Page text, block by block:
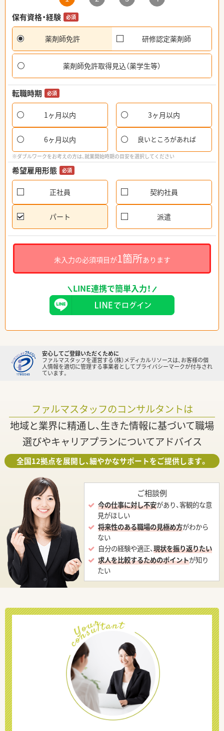
保有資格・経験
必須
薬剤師免許 研修認定薬剤師
薬剤師免許取得見込（薬学生等）
転職時期 必須
1ヶ月以内 3ヶ月以内
6ヶ月以内 良いところがあれば
※ダブルワークをお考えの方は、就業開始時期の目安を選択してください
希望雇用形態 必須
正社員 契約社員
パート 派遣
未入力の必須項目が1箇所あります
LINE連携で簡単入力！
安心してご登録いただくために
ファルマスタッフを運営する（株）メディカルリソースは、お客様の個
人情報を適切に管理する事業者としてプライバシーマークが付与され
ています。
ファルマスタッフのコンサルタントは
地域と業界に精通し、生きた情報に基づいて職場
選びやキャリアプランについてアドバイス
全国12拠点を展開し、細やかなサポートをご提供します。
ご相談例
今の仕事に対し不安があり、客観的な意
見がほしい
将来性のある職場の見極め方がわから
ない
自分の経験や適正、現状を振り返りたい
求人を比較するためのポイントが知り
たい